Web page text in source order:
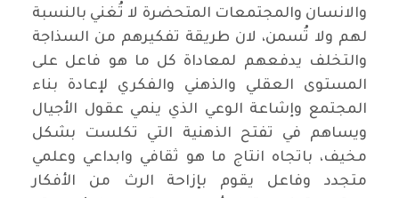
والانسان والمجتمعات المتحضرة لا تُغني بالنسبة
لهم ولا تُسمن، لان طريقة تفكيرهم من السذاجة
والتخلف يدفعهم لمعاداة كل ما هو فاعل على
المستوى العقلي والذهني والفكري لإعادة بناء
المجتمع وإشاعة الوعي الذي ينمي عقول الأجيال
ويساهم في تفتح الذهنية التي تكلست بشكل
مخيف، باتجاه انتاج ما هو ثقافي وابداعي وعلمي
متجدد وفاعل يقوم بإزاحة الرث من الأفكار